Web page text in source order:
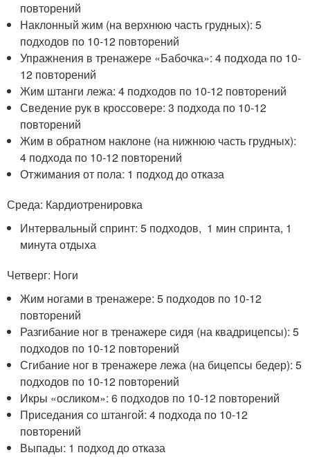
повторений
Наклонный жим (на верхнюю часть грудных): 5
подходов по 10-12 повторений
Упражнения в тренажере «Бабочка»: 4 подхода по 10-
12 повторений
Жим штанги лежа: 4 подходов по 10-12 повторений
Сведение рук в кроссовере: 3 подхода по 10-12
повторений
Жим в обратном наклоне (на нижнюю часть грудных):
4 подхода по 10-12 повторений
Отжимания от пола: 1 подход до отказа
Среда: Кардиотренировка
Интервальный спринт: 5 подходов, 1 мин спринта, 1
минута отдыха
Четверг: Ноги
Жим ногами в тренажере: 5 подходов по 10-12
повторений
Разгибание ног в тренажере сидя (на квадрицепсы): 5
подходов по 10-12 повторений
Сгибание ног в тренажере лежа (на бицепсы бедер): 5
подходов по 10-12 повторений
Икры «осликом»: 6 подходов по 10-12 повторений
Приседания со штангой: 4 подхода по 10-12
повторений
Выпады: 1 подход до отказа